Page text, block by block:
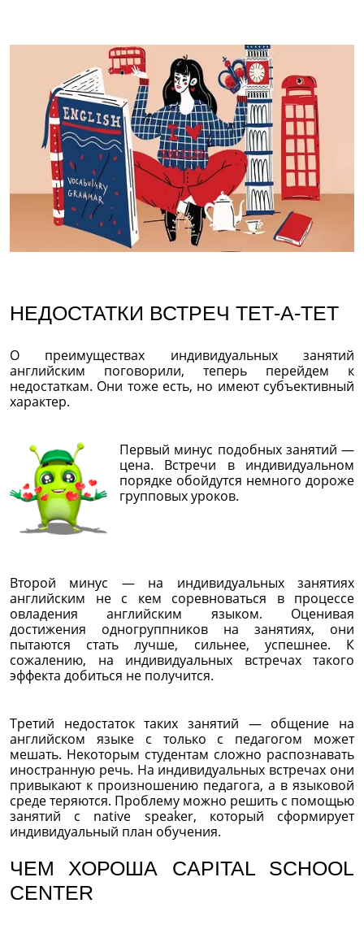
НЕДОСТАТКИ ВСТРЕЧ ТЕТ-А-ТЕТ
О преимуществах индивидуальных занятий
английским поговорили, теперь перейдем к
недостаткам. Они тоже есть, но имеют субъективный
характер.
Первый минус подобных занятий —
цена. Встречи в индивидуальном
порядке обойдутся немного дороже
групповых уроков.
Второй минус — на индивидуальных занятиях
английским не с кем соревноваться в процессе
овладения английским языком. Оценивая
достижения одногруппников на занятиях, они
пытаются стать лучше, сильнее, успешнее. К
сожалению, на индивидуальных встречах такого
эффекта добиться не получится.
Третий недостаток таких занятий — общение на
английском языке с только с педагогом может
мешать. Некоторым студентам сложно распознавать
иностранную речь. На индивидуальных встречах они
привыкают к произношению педагога, а в языковой
среде теряются. Проблему можно решить с помощью
занятий с native speaker, который сформирует
индивидуальный план обучения.
ЧЕМ ХОРОША CAPITAL SCHOOL
CENTER